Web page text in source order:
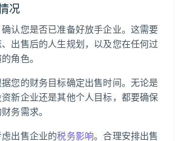
况
确认您是否已准备好放手企业。这需要
出售后的人生规划，以及您在任何过
角色。
您的财务目标确定出售时间。无论是
新企业还是其他个人目标，都要确保
务需求。
出售企业的税务影响。合理安排出售